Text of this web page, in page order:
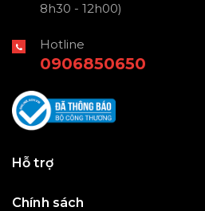
8h30 - 12h00)
Hotline
0906850650
Hỗ trợ
Chính sách